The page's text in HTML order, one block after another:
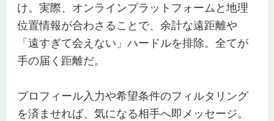
け。実際、オンラインプラットフォームと地理
位置情報が合わさることで、余計な遠距離や
「遠すぎて会えない」ハードルを排除。全てが
手の届く距離だ。
プロフィール入力や希望条件のフィルタリング
を済ませれば、気になる相手へ即メッセージ。